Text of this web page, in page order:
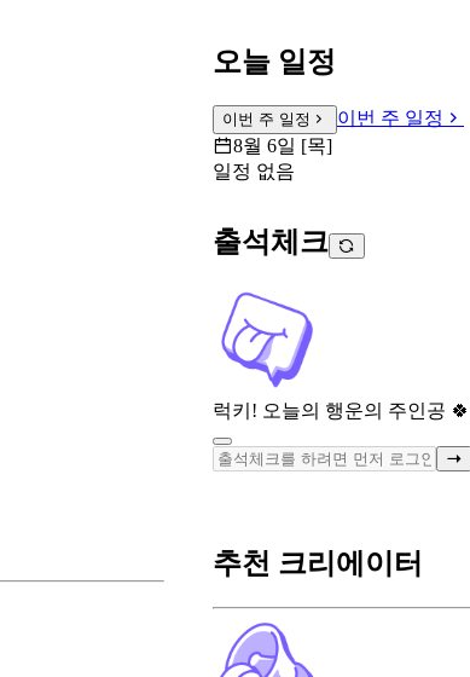
오늘 일정
이번 주 일정
이번 주 일정
8월 6일 [목]
일정 없음
출석체크
럭키! 오늘의 행운의 주인공 🍀
추천 크리에이터